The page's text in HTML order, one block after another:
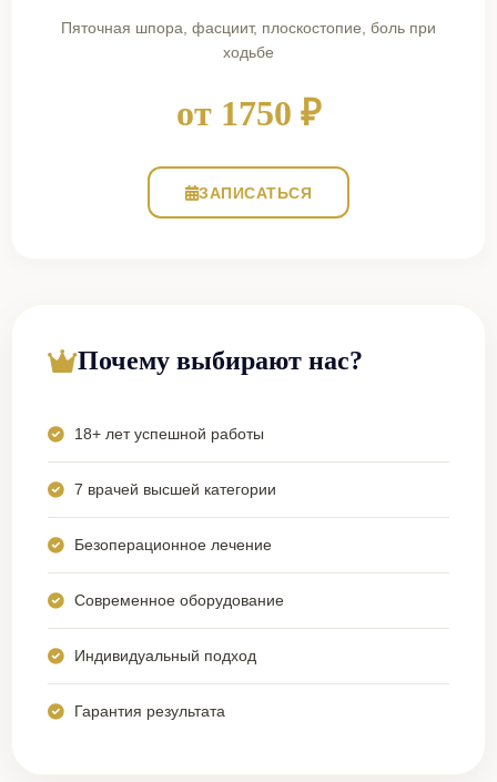
Пяточная шпора, фасциит, плоскостопие, боль при
ходьбе
от 1750 ₽
ЗАПИСАТЬСЯ
Почему выбирают нас?
18+ лет успешной работы
7 врачей высшей категории
Безоперационное лечение
Современное оборудование
Индивидуальный подход
Гарантия результата